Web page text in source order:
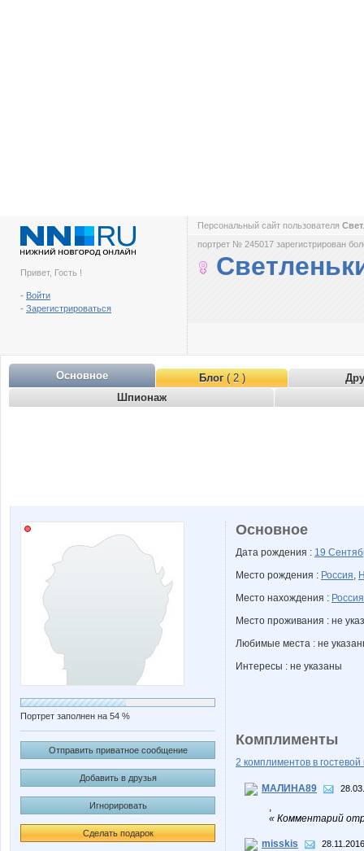
Привет, Гость !
- Войти
- Зарегистрироваться
Персональный сайт пользователя
портрет № 245017 зарегистрирован
Основное Блог( 2 )
Шпионаж
Портрет заполнен на 54 %
Отправить приватное сообщение
Добавить в друзья
Игнорировать
Сделать подарок
Основное
Дата рождения : 19
Место рождения : Россия,
Место нахождения : Россия
Место проживания : не
Любимые места : не
Интересы : не указаны
Комплименты
2 комплиментов в гостевой
МАЛИНА89
,
« Комментарий
misskis